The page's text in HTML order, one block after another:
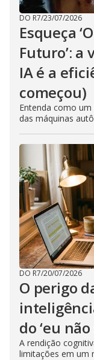
DO R7/23/07/2026
Esqueça
Futuro’: a
IA é a
começou)
Entenda como
das máquinas
DO R7/20/07/2026
O perigo
do ‘eu não
A rendição
limitações em um